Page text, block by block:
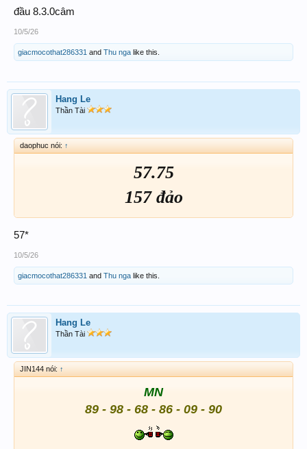
đầu 8.3.0câm
10/5/26
giacmocothat286331 and Thu nga like this.
Hang Le
Thần Tài
daophuc nói: ↑
57.75
157 đảo
57*
10/5/26
giacmocothat286331 and Thu nga like this.
Hang Le
Thần Tài
JIN144 nói: ↑
MN
89 - 98 - 68 - 86 - 09 - 90